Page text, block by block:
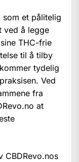
som et pålitelig
ved å legge
THC-frie
til å tilby
tydelig
Ved
fra
at
CBDRevo.nos